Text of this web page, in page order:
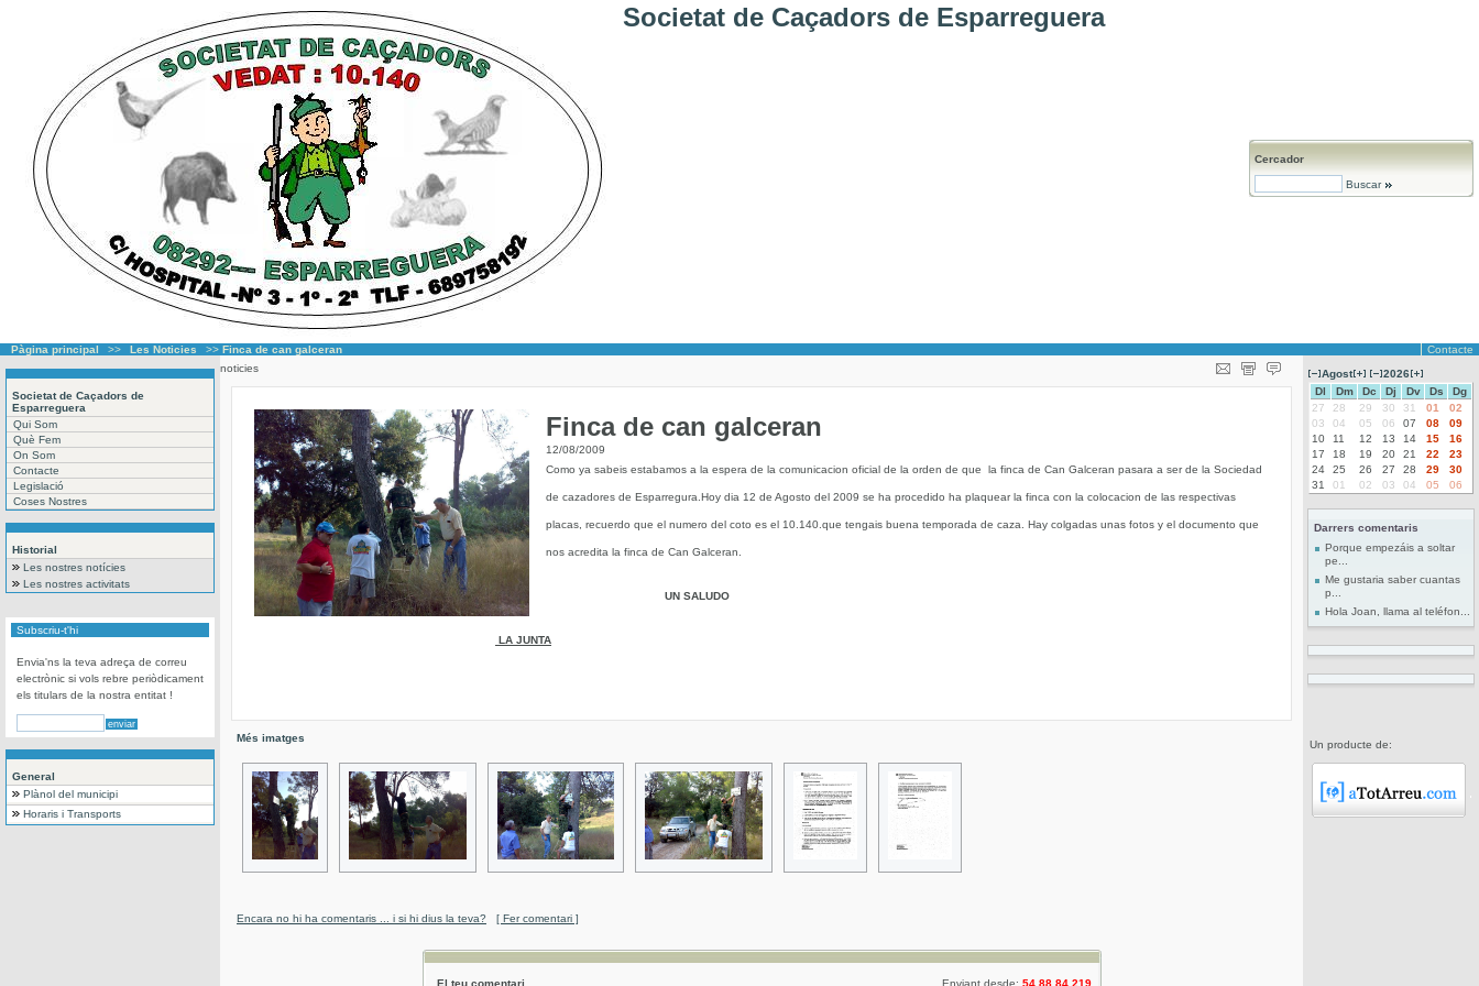
Societat de Caçadors de Esparreguera
Cercador
Buscar
Pàgina principal >> Les Noticies >> Finca de can galceran Contacte
Societat de Caçadors de
Esparreguera
Qui Som
Què Fem
On Som
Contacte
Legislació
Coses Nostres
Historial
Les nostres notícies
Les nostres activitats
Subscriu-t'hi
Envia'ns la teva adreça de correu
electrònic si vols rebre periòdicament
els titulars de la nostra entitat !
General
Plànol del municipi
Horaris i Transports
noticies
Finca de can galceran
12/08/2009
Como ya sabeis estabamos a la espera de la comunicacion oficial de la orden de que la finca de Can Galceran pasara a ser de la Sociedad
de cazadores de Esparregura.Hoy dia 12 de Agosto del 2009 se ha procedido ha plaquear la finca con la colocacion de las respectivas
placas, recuerdo que el numero del coto es el 10.140.que tengais buena temporada de caza. Hay colgadas unas fotos y el documento que
nos acredita la finca de Can Galceran.
UN SALUDO
LA JUNTA
Més imatges
Encara no hi ha comentaris ... i si hi dius la teva? [ Fer comentari ]
El teu comentari Enviant desde: 54.88.84.219
Agost
2026
Dl
Dm Dc Dj Dv Ds
Dg
27
28 29 30 31 01
02
03
04 05 06 07 08
09
10
11 12 13 14 15
16
17
18 19 20 21 22
23
24
25 26 27 28 29
30
31
01 02 03 04 05 06
Darrers comentaris
Porque empezáis a soltar
pe...
Me gustaria saber cuantas
p...
Hola Joan, llama al teléfon...
Un producte de: